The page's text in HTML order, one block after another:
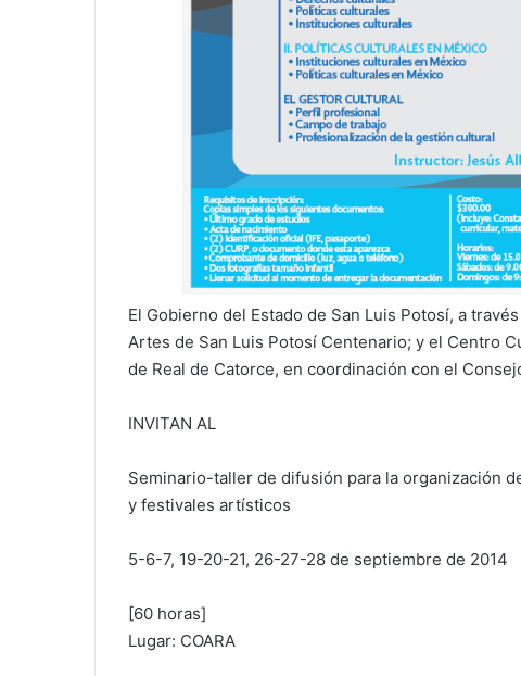
El Gobierno del Estado de San Luis Potosí, a
Artes de San Luis Potosí Centenario; y el Centro
de Real de Catorce, en coordinación con el
INVITAN AL
Seminario-taller de difusión para la organización
y festivales artísticos
5-6-7, 19-20-21, 26-27-28 de septiembre de 2014
[60 horas]
Lugar: COARA